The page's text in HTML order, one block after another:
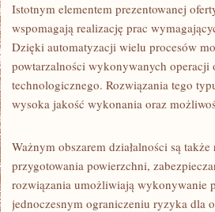
Istotnym elementem prezentowanej
wspomagają realizację prac
Dzięki automatyzacji wielu procesów
powtarzalności wykonywanych operacji
technologicznego. Rozwiązania tego
wysoka jakość wykonania oraz
Ważnym obszarem działalności są
przygotowania powierzchni,
rozwiązania umożliwiają wykonywanie
jednoczesnym ograniczeniu ryzyka dla